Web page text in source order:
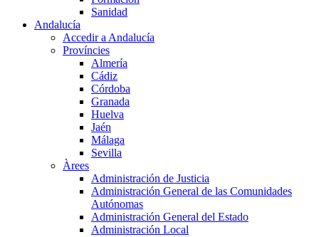
Sanidad
Andalucía
Accedir a Andalucía
Províncies
Almería
Cádiz
Córdoba
Granada
Huelva
Jaén
Málaga
Sevilla
Àrees
Administración de Justicia
Administración General de las Comunidades
Autónomas
Administración General del Estado
Administración Local